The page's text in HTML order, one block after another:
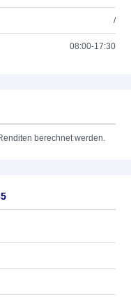
/
08:00-17:30
berechnet werden.